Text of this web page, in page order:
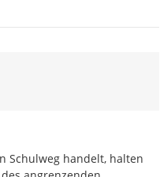
Schulweg handelt, halten